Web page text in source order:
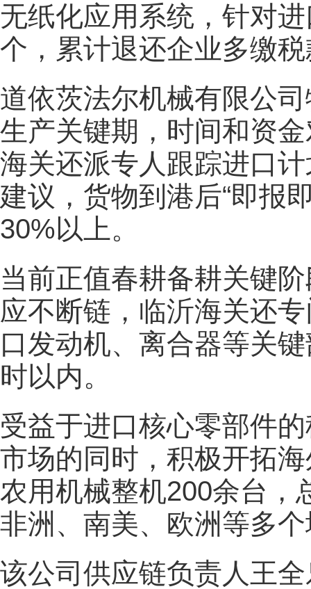
无纸化应用系统，针对
个，累计退还企业多缴
道依茨法尔机械有限公
生产关键期，时间和资
海关还派专人跟踪进口
建议，货物到港后“即报
30%以上。
当前正值春耕备耕关键
应不断链，临沂海关还
口发动机、离合器等关
时以内。
受益于进口核心零部件
市场的同时，积极开拓
农用机械整机200余台，
非洲、南美、欧洲等多
该公司供应链负责人王